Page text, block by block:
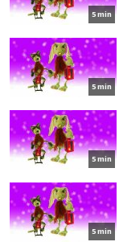
5 min
5 min
5 min
5 min